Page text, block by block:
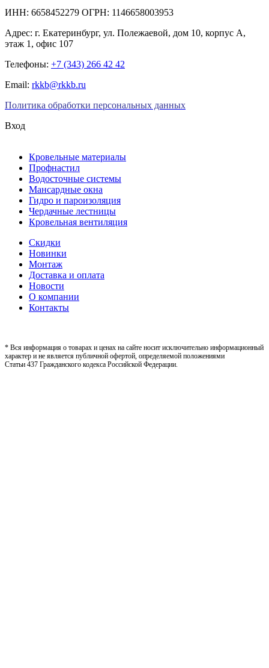
ИНН: 6658452279 ОГРН: 1146658003953
Адрес: г. Екатеринбург, ул. Полежаевой, дом 10, корпус А,
этаж 1, офис 107
Телефоны: +7 (343) 266 42 42
Email: rkkb@rkkb.ru
Политика обработки персональных данных
Вход
Кровельные материалы
Профнастил
Водосточные системы
Мансардные окна
Гидро и пароизоляция
Чердачные лестницы
Кровельная вентиляция
Скидки
Новинки
Монтаж
Доставка и оплата
Новости
О компании
Контакты
* Вся информация о товарах и ценах на сайте носит исключительно информационный
характер и не является публичной офертой, определяемой положениями
Статьи 437 Гражданского кодекса Российской Федерации.